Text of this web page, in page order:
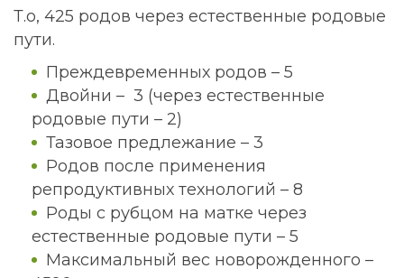
Т.о, 425 родов через естественные родовые
пути.
Преждевременных родов – 5
Двойни – 3 (через естественные
родовые пути – 2)
Тазовое предлежание – 3
Родов после применения
репродуктивных технологий – 8
Роды с рубцом на матке через
естественные родовые пути – 5
Максимальный вес новорожденного –